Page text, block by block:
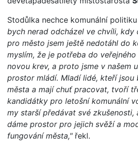
Stodůlka nechce komunální
bych nerad odcházel ve chvíli, kdy
pro město jsem ještě nedotáhl do
myslím, že je potřeba do
novou krev, a proto jsme v našem
prostor mládí. Mladí lidé, kteří
města a mají chuť pracovat, tvoří
kandidátky pro letošní komunální
my starší předávat své zkušenosti,
dáme prostor pro jejich svěží a
fungování města," řekl.